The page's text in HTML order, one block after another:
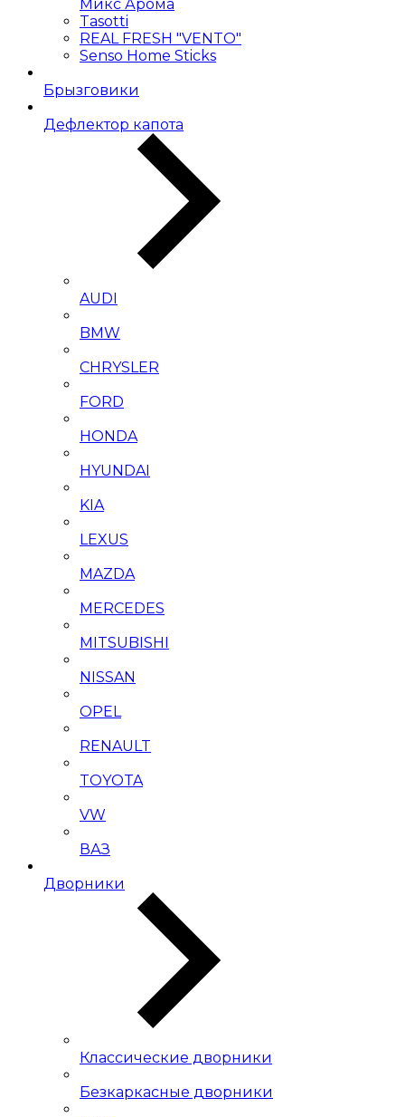
Микс Арома
Tasotti
REAL FRESH "VENTO"
Senso Home Sticks
Брызговики
Дефлектор капота
AUDI
BMW
CHRYSLER
FORD
HONDA
HYUNDAI
KIA
LEXUS
MAZDA
MERCEDES
MITSUBISHI
NISSAN
OPEL
RENAULT
TOYOTA
VW
ВАЗ
Дворники
Классические дворники
Безкаркасные дворники